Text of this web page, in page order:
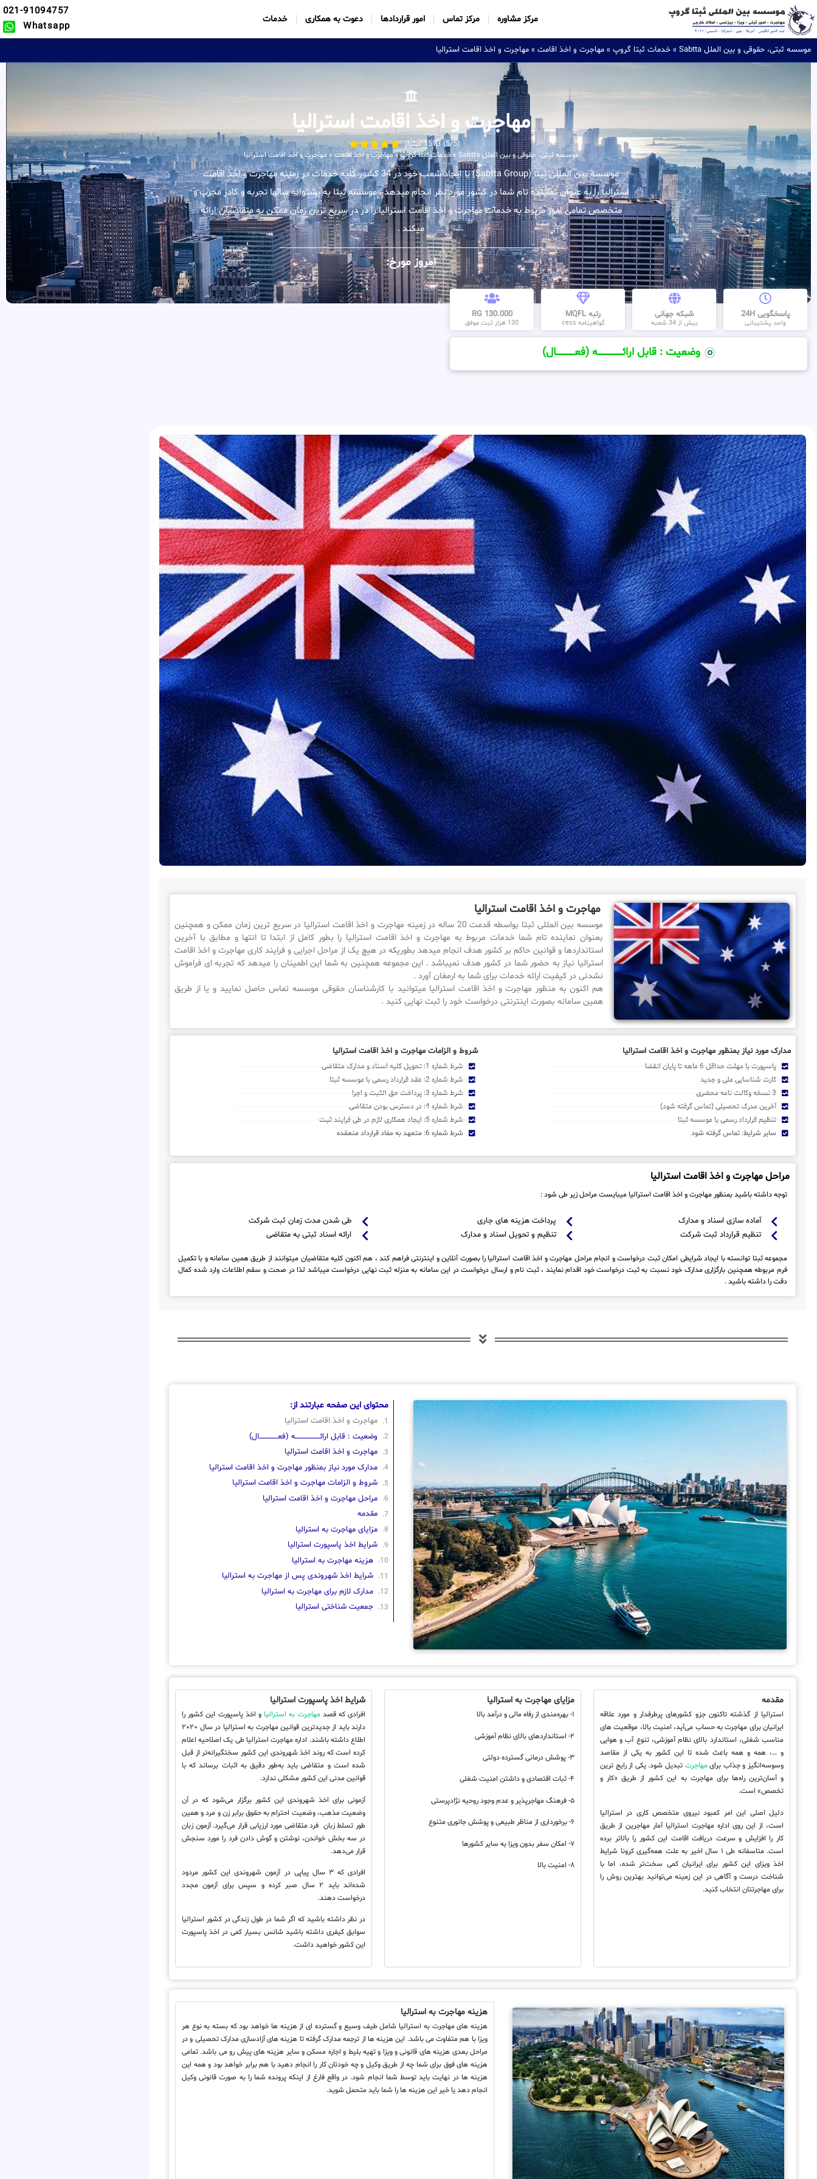
مرکز مشاوره مرکز تماس امور قراردادها دعوت به همکاری خدمات
021-91094757
Whatsapp
موسسه ثبتی، حقوقی و بین الملل Sabtta » خدمات ثبتا گروپ » مهاجرت و اخذ اقامت » مهاجرت و اخذ اقامت استرالیا
مهاجرت و اخذ اقامت استرالیا
(5/5) 1513 امتیاز
موسسه ثبتی، حقوقی و بین الملل Sabtta »خدمات ثبتا گروپ»مهاجرت و اخذ اقامت»مهاجرت و اخذ اقامت استرالیا
موسسه بین المللی ثبتا (Sabtta Group) با ایجاد شعب خود در 34 کشور کلیه خدمات در زمینه مهاجرت و اخذ اقامت
استرالیا را به عنوان نماینده تام شما در کشور مورد نظر انجام میدهد . موسسه ثبتا به پشتوانه سالها تجربه و کادر مجرب و
متخصص تمامی امور مربوط به خدمات مهاجرت و اخذ اقامت استرالیا را در در سریع ترین زمان ممکن به متقاضیان ارائه
میکند .
امروز مورخ:
پاسخگویی 24H
واحد پشتیبانی
شبکه جهانی
بیش از 34 شعبه
رتبه MQFL
گواهینامه cess
130.000 RG
130 هزار ثبت موفق
وضعیت : قابل ارائــــــــــــــــــــه (فعـــــــــــــــال)
مهاجرت و اخذ اقامت استرالیا
موسسه بین المللی ثبتا بواسطه قدمت 20 ساله در زمینه مهاجرت و اخذ اقامت استرالیا در سریع ترین زمان ممکن و همچنین
بعنوان نماینده تام شما خدمات مربوط به مهاجرت و اخذ اقامت استرالیا را بطور کامل از ابتدا تا انتها و مطابق با آخرین
استانداردها و قوانین حاکم بر کشور هدف انجام میدهد بطوریکه در هیچ یک از مراحل اجرایی و فرایند کاری مهاجرت و اخذ اقامت
استرالیا نیاز به حضور شما در کشور هدف نمیباشد . این مجموعه همچنین به شما این اطمینان را میدهد که تجربه ای فراموش
نشدنی در کیفیت ارائه خدمات برای شما به ارمغان آورد .
هم اکنون به منظور مهاجرت و اخذ اقامت استرالیا میتوانید با کارشناسان حقوقی موسسه تماس حاصل نمایید و یا از طریق
همین سامانه بصورت اینترنتی درخواست خود را ثبت نهایی کنید .
مدارک مورد نیاز بمنظور مهاجرت و اخذ اقامت استرالیا
پاسپورت با مهلت حداقل 6 ماهه تا پایان انقضا
کارت شناسایی ملی و جدید
3 نسخه وکالت نامه محضری
آخرین مدرک تحصیلی (تماس گرفته شود)
تنظیم قرارداد رسمی با موسسه ثبتا
سایر شرایط: تماس گرفته شود
شروط و الزامات مهاجرت و اخذ اقامت استرالیا
شرط شماره 1: تحویل کلیه اسناد و مدارک متقاضی
شرط شماره 2: عقد قرارداد رسمی با موسسه ثبتا
شرط شماره 3: پرداخت حق الثبت و اجرا
شرط شماره 4: در دسترس بودن متقاضی
شرط شماره 5: ایجاد همکاری لازم در طی فرایند ثبت
شرط شماره 6: متعهد به مفاد قرارداد منعقده
مراحل مهاجرت و اخذ اقامت استرالیا
توجه داشته باشید بمنظور مهاجرت و اخذ اقامت استرالیا میبایست مراحل زیر طی شود :
آماده سازی اسناد و مدارک
تنظیم قرارداد ثبت شرکت
پرداخت هزینه های جاری
تنظیم و تحویل اسناد و مدارک
طی شدن مدت زمان ثبت شرکت
ارائه اسناد ثبتی به متقاضی
مجموعه ثبتا توانسته با ایجاد شرایطی امکان ثبت درخواست و انجام مراحل مهاجرت و اخذ اقامت استرالیا را بصورت آنلاین و اینترنتی فراهم کند ، هم اکنون کلیه متقاضیان میتوانند از طریق همین سامانه و با تکمیل
فرم مربوطه همچنین بارگزاری مدارک خود نسبت به ثبت درخواست خود اقدام نمایند ، ثبت نام و ارسال درخواست در این سامانه به منزله ثبت نهایی درخواست میباشد لذا در صحت و سقم اطلاعات وارد شده کمال
دقت را داشته باشید .
محتوای این صفحه عبارتند از:
مهاجرت و اخذ اقامت استرالیا
وضعیت : قابل ارائــــــــــــــــــــه (فعـــــــــــــــال)
مهاجرت و اخذ اقامت استرالیا
مدارک مورد نیاز بمنظور مهاجرت و اخذ اقامت استرالیا
شروط و الزامات مهاجرت و اخذ اقامت استرالیا
مراحل مهاجرت و اخذ اقامت استرالیا
مقدمه
مزایای مهاجرت به استرالیا
شرایط اخذ پاسپورت استرالیا
هزینه مهاجرت به استرالیا
شرایط اخذ شهروندی پس از مهاجرت به استرالیا
مدارک لازم برای مهاجرت به استرالیا
جمعیت شناختی استرالیا
مقدمه
استرالیا از گذشته تاکنون جزو کشورهای پرطرفدار و مورد علاقه
ایرانیان برای مهاجرت به حساب می‌آید، امنیت بالا، موقعیت های
مناسب شغلی، استاندارد بالای نظام آموزشی، تنوع آب‌ و هوایی
و …، همه و همه باعث شده تا این کشور به یکی از مقاصد
وسوسه‌انگیز و جذاب برایمهاجرت تبدیل شود. یکی از رایج ترین
و آسان‌ترین راه‌ها برای مهاجرت به این کشور از طریق «کار و
تخصص» است.
دلیل اصلی این امر کمبود نیروی متخصص کاری در استرالیا
است، از این روی اداره مهاجرت استرالیا آمار مهاجرین از طریق
کار را افزایش و سرعت دریافت اقامت این کشور را بالاتر برده
است
. متاسفانه طی ۱ سال اخیر به علت همه‌گیری کرونا شرایط
اخذ ویزای این کشور برای ایرانیان کمی سخت‌‌تر شده، اما با
شناخت درست و آگاهی در این زمینه می‌توانید بهترین روش را
برای مهاجرتتان انتخاب کنید.
مزایای مهاجرت به استرالیا
۱- بهره‌مندی از رفاه مالی و درآمد بالا
۲- استانداردهای بالای نظام آموزشی
۳- پوشش درمانی گسترده دولتی
۴- ثبات اقتصادی و داشتن امنیت شغلی
۵- فرهنگ مهاجرپذیر و عدم وجود روحیه نژادپرستی
۶- برخورداری از مناظر طبیعی و پوشش جانوری متنوع
۷- امکان سفر بدون ویزا به سایر کشورها
۸- امنیت بالا
شرایط اخذ پاسپورت استرالیا
افرادی که قصدمهاجرت به استرالیا و اخذ پاسپورت این کشور را
دارند باید از جدیدترین قوانین مهاجرت به استرالیا در سال ۲۰۲۰
اطلاع داشته باشند. اداره مهاجرت استرالیا طی یک اصلاحیه اعلام
کرده است که روند اخذ شهروندی این کشور سختگیرانه‌تر از قبل
شده است و متقاضی باید به‌طور دقیق به اثبات برساند که با
قوانین مدنی این کشور مشکلی ندارد.
آزمونی برای اخذ شهروندی این کشور برگزار می‌شود که در آن
وضعیت مذهب، وضعیت احترام به حقوق برابر زن و مرد و همین
طور تسلط زبان فرد متقاضی مورد ارزیابی قرار می‌گیرد. آزمون زبان
در سه بخش خواندن، نوشتن و گوش دادن فرد را مورد سنجش
قرار می‌دهد.
افرادی که ۳ سال پیاپی در آزمون شهروندی این کشور مردود
شده‌اند باید ۲ سال صبر کرده و سپس برای آزمون مجدد
درخواست دهند.
در نظر داشته باشید که اگر شما در طول زندگی در کشور استرالیا
سوابق کیفری داشته باشید شانس بسیار کمی در اخذ پاسپورت
این کشور خواهید داشت.
هزینه مهاجرت به استرالیا
هزینه های مهاجرت به استرالیا شامل طیف وسیع و گسترده ای از هزینه ها خواهد بود که بسته به نوع هر
ویزا با هم متفاوت می باشد. این هزینه ها از ترجمه مدارک گرفته تا هزینه های آزادسازی مدارک تحصیلی و در
مراحل بعدی هزینه های قانونی و ویزا و تهیه بلیط و اجاره مسکن و سایر هزینه های پیش رو می باشد. تمامی
هزینه های فوق برای شما چه از طریق وکیل و چه خودتان کار را انجام دهید با هم برابر خواهد بود و همه این
هزینه ها در نهایت باید توسط شما انجام شود. در واقع فارغ از اینکه پرونده شما را به صورت قانونی وکیل
انجام دهد یا خیر این هزینه ها را شما باید متحمل شوید.